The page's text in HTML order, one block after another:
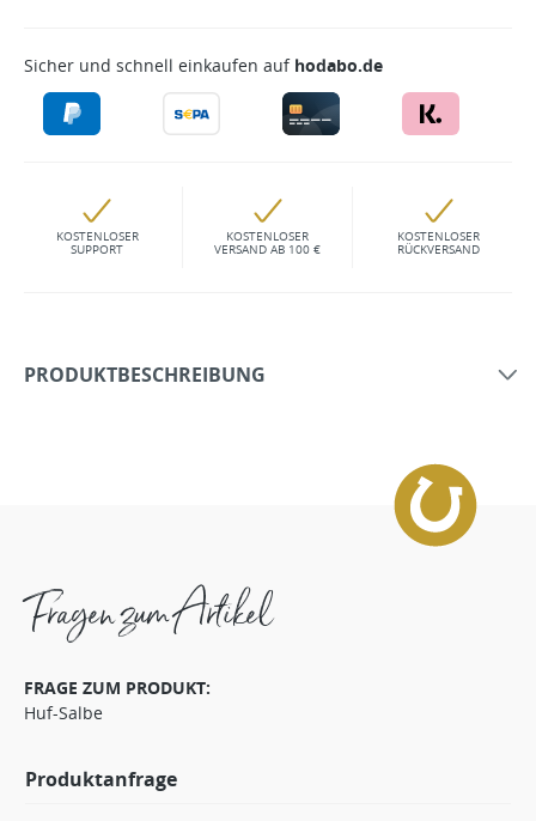
Sicher und schnell einkaufen auf hodabo.de
KOSTENLOSER
SUPPORT
KOSTENLOSER
VERSAND AB 100 €
KOSTENLOSER
RÜCKVERSAND
PRODUKTBESCHREIBUNG
Fragen zum Artikel
FRAGE ZUM PRODUKT:
Huf-Salbe
Produktanfrage